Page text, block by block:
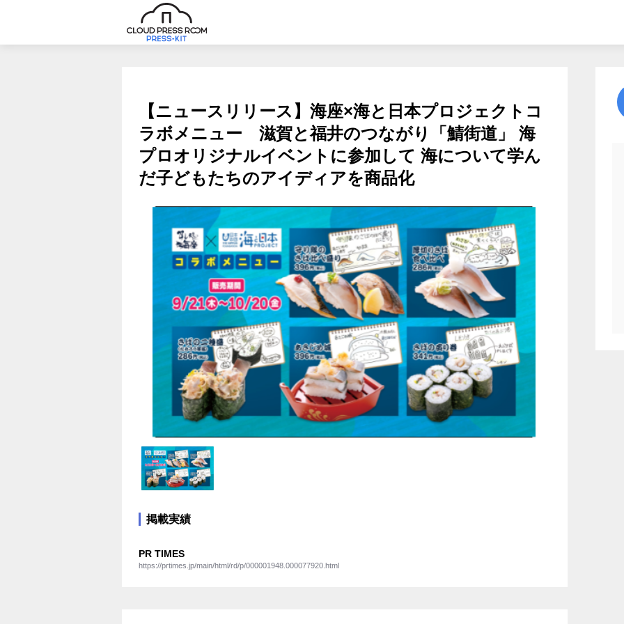
【ニュースリリース】海座×海と日本プロジェクトコ
ラボメニュー 滋賀と福井のつながり「鯖街道」 海
プロオリジナルイベントに参加して 海について学ん
だ子どもたちのアイディアを商品化
掲載実績
PR TIMES
https://prtimes.jp/main/html/rd/p/000001948.000077920.html